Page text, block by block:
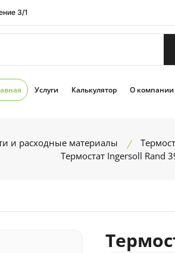
3/1
Услуги Калькулятор О компании
и расходные материалы
Термостат Ingersoll Rand